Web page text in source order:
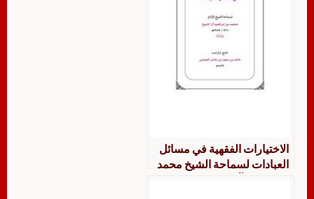
الاختيارات الفقهية في مسائل
العبادات لسماحة الشيخ محمد